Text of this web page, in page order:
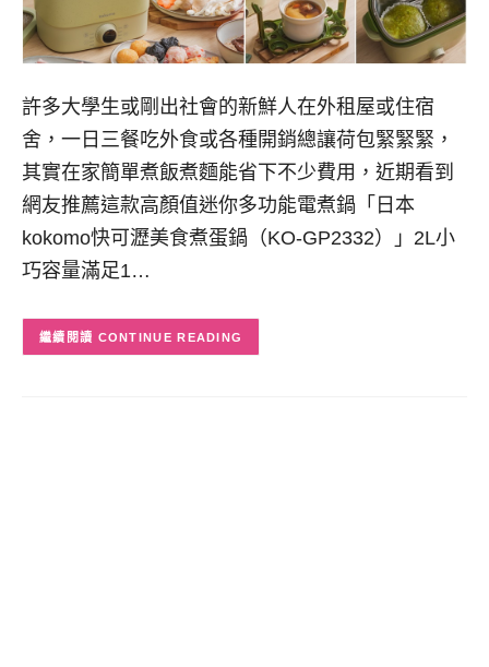
許多大學生或剛出社會的新鮮人在外租屋或住宿
舍，一日三餐吃外食或各種開銷總讓荷包緊緊緊，
其實在家簡單煮飯煮麵能省下不少費用，近期看到
網友推薦這款高顏值迷你多功能電煮鍋「日本
kokomo快可瀝美食煮蛋鍋（KO-GP2332）」2L小
巧容量滿足1…
CONTINUE READING